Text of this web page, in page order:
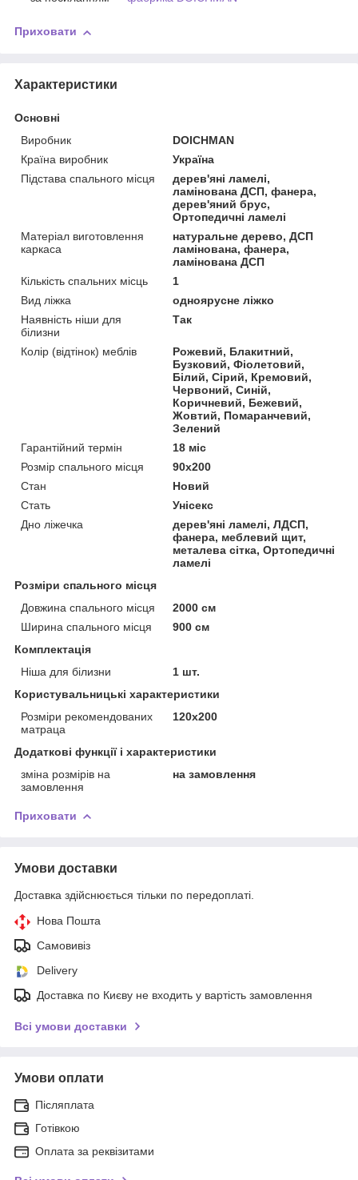
Приховати
Характеристики
Основні
Виробник
DOICHMAN
Країна виробник
Україна
Підстава спального місця
дерев'яні ламелі,
ламінована ДСП, фанера,
дерев'яний брус,
Ортопедичні ламелі
Матеріал виготовлення
каркаса
натуральне дерево, ДСП
ламінована, фанера,
ламінована ДСП
Кількість спальних місць
1
Вид ліжка
одноярусне ліжко
Наявність ніши для
білизни
Так
Колір (відтінок) меблів
Рожевий, Блакитний,
Бузковий, Фіолетовий,
Білий, Сірий, Кремовий,
Червоний, Синій,
Коричневий, Бежевий,
Жовтий, Помаранчевий,
Зелений
Гарантійний термін
18 міс
Розмір спального місця
90х200
Стан
Новий
Стать
Унісекс
Дно ліжечка
дерев'яні ламелі, ЛДСП,
фанера, меблевий щит,
металева сітка, Ортопедичні
ламелі
Розміри спального місця
Довжина спального місця
2000 см
Ширина спального місця
900 см
Комплектація
Ніша для білизни
1 шт.
Користувальницькі характеристики
Розміри рекомендованих
матраца
120х200
Додаткові функції і характеристики
зміна розмірів на
замовлення
на замовлення
Приховати
Умови доставки
Доставка здійснюється тільки по передоплаті.
Нова Пошта
Самовивіз
Delivery
Доставка по Києву не входить у вартість замовлення
Всі умови доставки
Умови оплати
Післяплата
Готівкою
Оплата за реквізитами